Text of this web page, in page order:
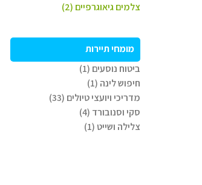
צלמים גיאוגרפיים (2)
מומחי תיירות
ביטוח נוסעים (1)
חיפוש לינה (1)
מדריכי ויועצי טיולים (33)
סקי וסנובורד (4)
צלילה ושייט (1)